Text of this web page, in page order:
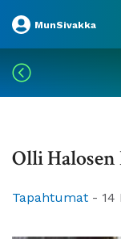
MunSivakka
Olli
Tapahtumat - 14